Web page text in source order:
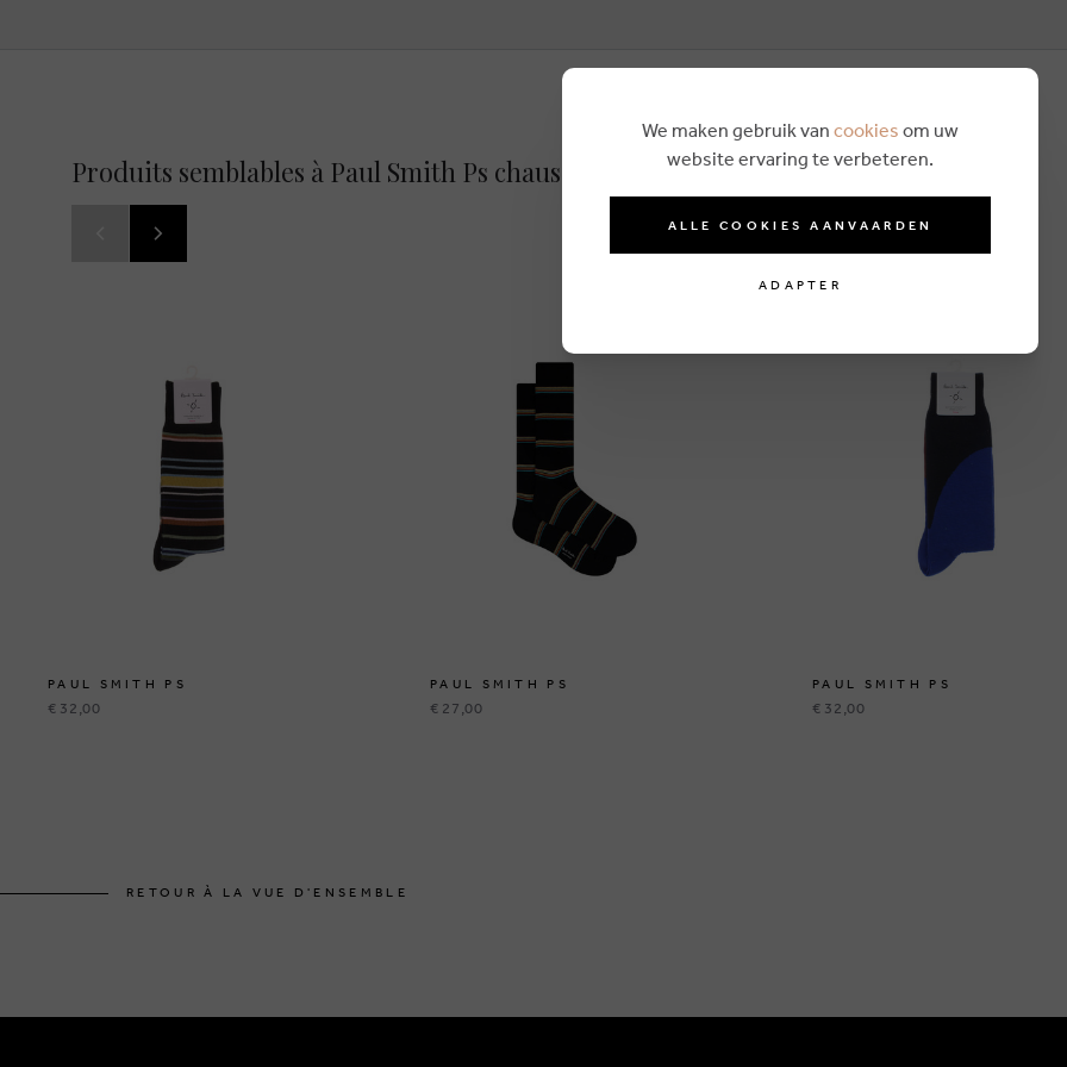
Produits semblables à Paul Smith Ps chausettes noir
PAUL SMITH PS
€ 32,00
PAUL SMITH PS
€ 27,00
PAUL SMITH PS
€ 32,00
RETOUR À LA VUE D'ENSEMBLE
We maken gebruik van cookies om uw
website ervaring te verbeteren.
ALLE COOKIES AANVAARDEN
ADAPTER